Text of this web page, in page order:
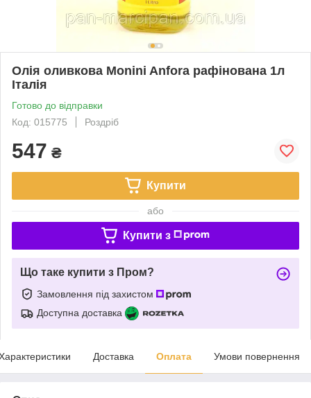
Олія оливкова Monini Anfora рафінована 1л
Італія
Готово до відправки
Код: 015775
Роздріб
547 ₴
Купити
або
Купити з
Що таке купити з Пром?
Замовлення під захистом
Доступна доставка
Доставка Оплата Умови повернення